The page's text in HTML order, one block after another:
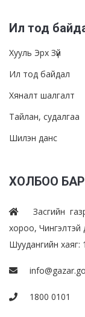
Ил тод
Хууль Эрх Зүй
Ил тод байдал
Хяналт шалгалт
Тайлан, судалгаа
Шилэн данс
ХОЛБОО
Засгийн
хороо, Чингэлтэй
Шуудангийн хаяг:
1800 0101